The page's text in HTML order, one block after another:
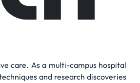
12,000 staff members
care. As a multi-campus hospital
and research discoveries